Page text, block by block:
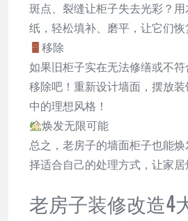
斑点、裂缝让柜子失去光彩？
纸，轻松填补、磨平，让它们恢
移除
如果旧柜子实在无法修缮或不
移除吧！重新设计墙面，摆放
中的理想风格！
焕发无限可能
总之，老房子的墙面柜子也能
择适合自己的处理方式，让家居
老房子装修改造4